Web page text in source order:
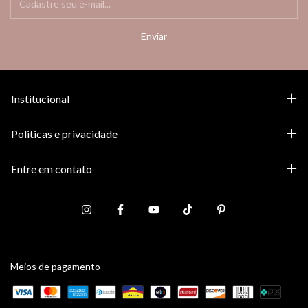
Institucional
Politicas e privacidade
Entre em contato
Meios de pagamento